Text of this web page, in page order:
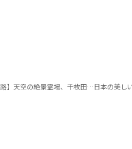
路】天空の絶景霊場、千枚田…日本の美し